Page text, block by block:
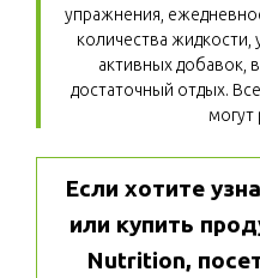
упражнения,
количества
активных добавок,
достаточный отдых.
могут
Если хотите
или купить